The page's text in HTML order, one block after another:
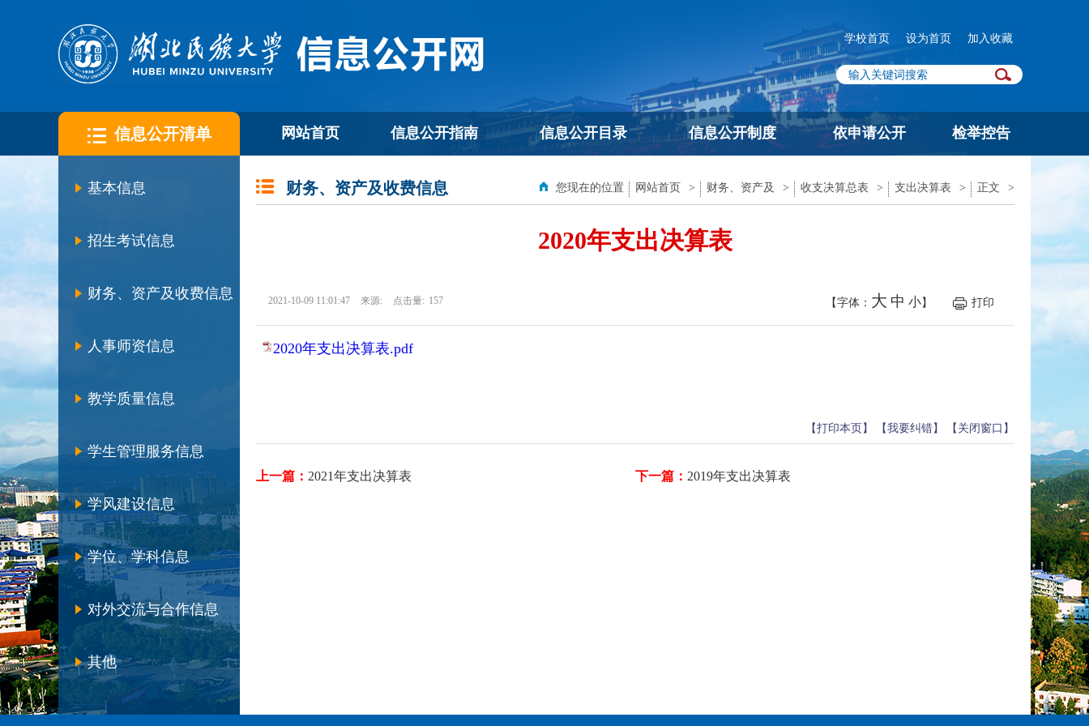
学校首页 设为首页 加入收藏
信息公开清单 网站首页 信息公开指南 信息公开目录 信息公开制度 依申请公开 检举控告
基本信息
招生考试信息
财务、资产及收费信息
人事师资信息
教学质量信息
学生管理服务信息
学风建设信息
学位、学科信息
对外交流与合作信息
其他
财务、资产及收费信息 您现在的位置 网站首页 > 财务、资产及 > 收支决算总表 > 支出决算表 > 正文 >
2020年支出决算表
2021-10-09 11:01:47 来源: 点击量: 157 【字体： 大 中 小】 打印
2020年支出决算表.pdf
【打印本页】 【我要纠错】 【关闭窗口】
上一篇： 2021年支出决算表 下一篇： 2019年支出决算表